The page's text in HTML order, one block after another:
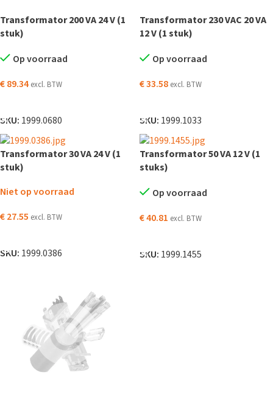
Transformator 200 VA 24 V (1
stuk)
Op voorraad
€89.34 excl. BTW
SKU: 1999.0680
Transformator 230 VAC 20 VA
12 V (1 stuk)
Op voorraad
€33.58 excl. BTW
SKU: 1999.1033
Transformator 30 VA 24 V (1
stuk)
Niet op voorraad
€27.55 excl. BTW
SKU: 1999.0386
Transformator 50 VA 12 V (1
stuks)
Op voorraad
€40.81 excl. BTW
SKU: 1999.1455